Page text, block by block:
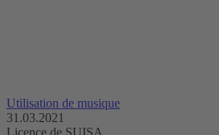
Utilisation de musique
31.03.2021
Licence de SUISA